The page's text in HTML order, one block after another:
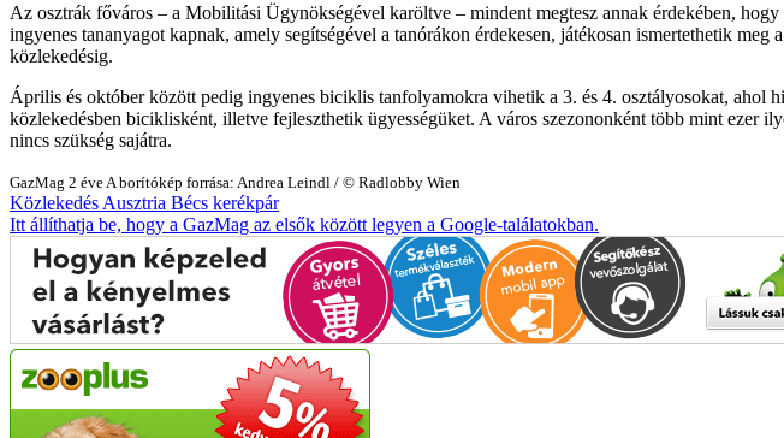
Az osztrák főváros – a Mobilitási Ügynökségével karöltve – mindent megtesz annak érdekében,
ingyenes tananyagot kapnak, amely segítségével a tanórákon érdekesen, játékosan ismertethetik
közlekedésig.
Április és október között pedig ingyenes biciklis tanfolyamokra vihetik a 3. és 4. osztályosokat, ahol
közlekedésben biciklisként, illetve fejleszthetik ügyességüket. A város szezononként több mint ezer
nincs szükség sajátra.
GazMag 2 éve A borítókép forrása: Andrea Leindl / © Radlobby Wien
Közlekedés Ausztria Bécs kerékpár
Itt állíthatja be, hogy a GazMag az elsők között legyen a Google-találatokban.